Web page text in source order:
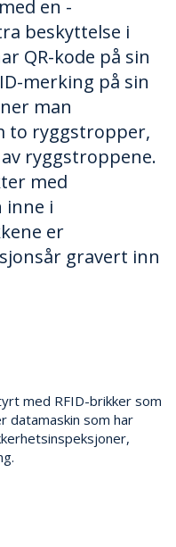
en
beskyttelse i
QR-kode på sin
merking på sin
man
to ryggstropper,
ryggstroppene.
med
inne i
er
gravert inn
med RFID-brikker som
datamaskin som har